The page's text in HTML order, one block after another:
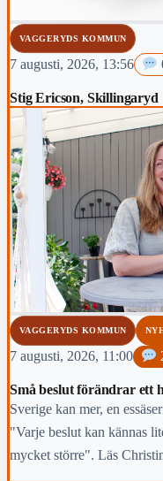
VAGGERYDS KOMMUN
7 augusti, 2026, 13:56
Stig Ericson, Skillingaryd
VAGGERYDS KOMMUN
7 augusti, 2026, 11:00
Små beslut förändrar ett
Sverige kan mer, en
"Varje beslut kan kännas
mycket större". Läs